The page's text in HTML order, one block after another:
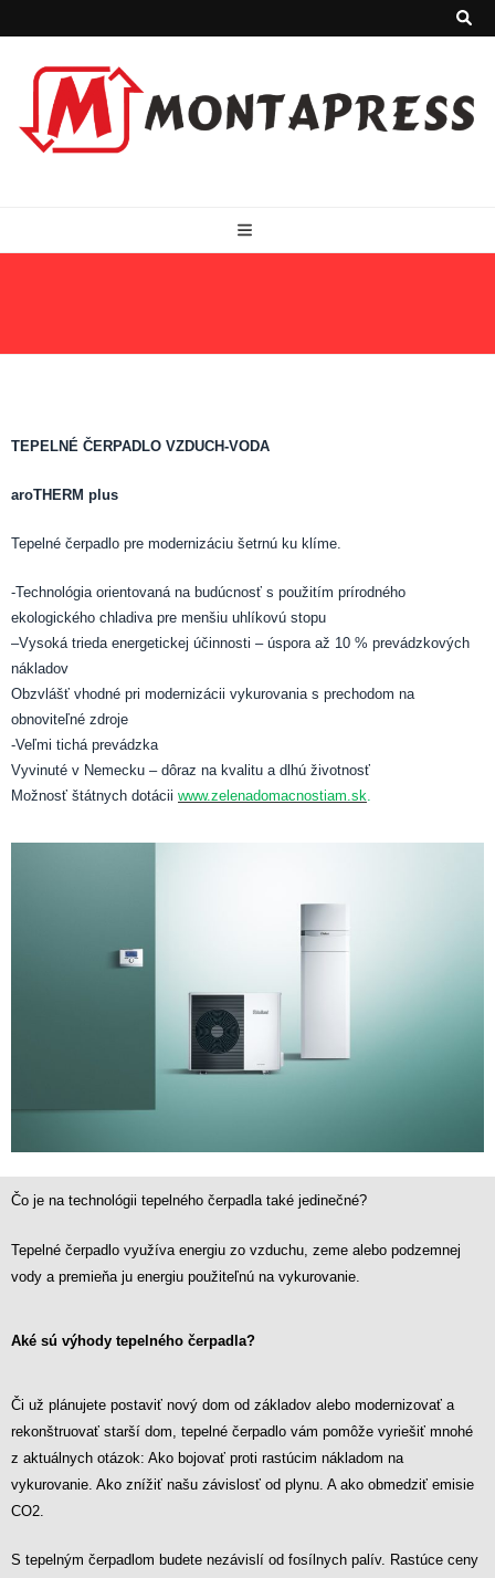
TEPELNÉ ČERPADLO VZDUCH-VODA
aroTHERM plus
Tepelné čerpadlo pre modernizáciu šetrnú ku klíme.
-Technológia orientovaná na budúcnosť s použitím prírodného
ekologického chladiva pre menšiu uhlíkovú stopu
–Vysoká trieda energetickej účinnosti – úspora až 10 % prevádzkových
nákladov
Obzvlášť vhodné pri modernizácii vykurovania s prechodom na
obnoviteľné zdroje
-Veľmi tichá prevádzka
Vyvinuté v Nemecku – dôraz na kvalitu a dlhú životnosť
Možnosť štátnych dotácii www.zelenadomacnostiam.sk
Čo je na technológii tepelného čerpadla také jedinečné?
Tepelné čerpadlo využíva energiu zo vzduchu, zeme alebo podzemnej
vody a premieňa ju energiu použiteľnú na vykurovanie.
Aké sú výhody tepelného čerpadla?
Či už plánujete postaviť nový dom od základov alebo modernizovať a
rekonštruovať starší dom, tepelné čerpadlo vám pomôže vyriešiť mnohé
z aktuálnych otázok: Ako bojovať proti rastúcim nákladom na
vykurovanie. Ako znížiť našu závislosť od plynu. A ako obmedziť emisie
CO2.
S tepelným čerpadlom budete nezávislí od fosílnych palív. Rastúce ceny